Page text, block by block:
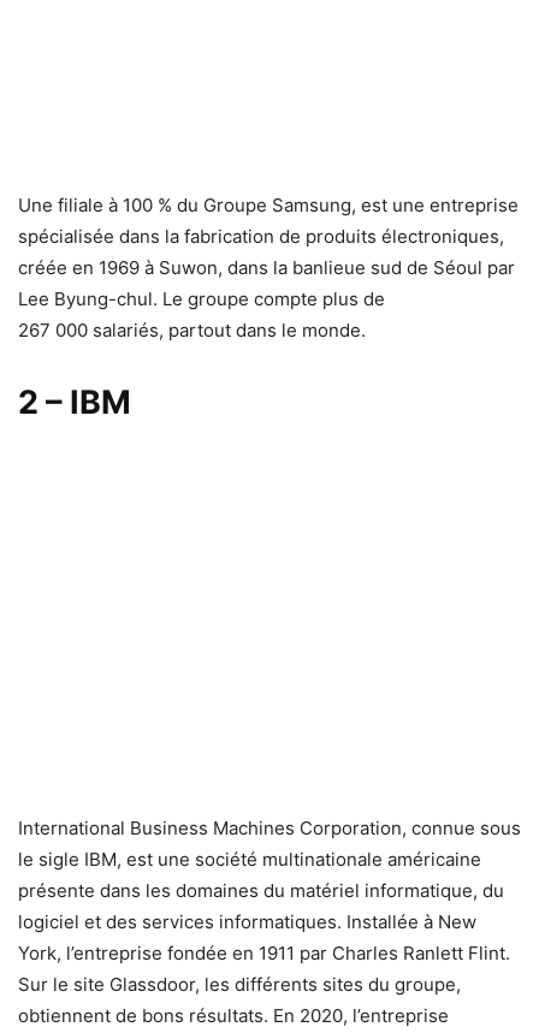
Une filiale à 100 % du Groupe Samsung, est une entreprise
spécialisée dans la fabrication de produits électroniques,
créée en 1969 à Suwon, dans la banlieue sud de Séoul par
Lee Byung-chul. Le groupe compte plus de
267 000 salariés, partout dans le monde.
2 – IBM
International Business Machines Corporation, connue sous
le sigle IBM, est une société multinationale américaine
présente dans les domaines du matériel informatique, du
logiciel et des services informatiques. Installée à New
York, l’entreprise fondée en 1911 par Charles Ranlett Flint.
Sur le site Glassdoor, les différents sites du groupe,
obtiennent de bons résultats. En 2020, l’entreprise